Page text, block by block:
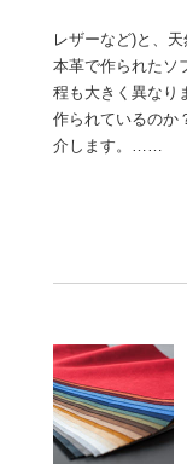
レザーなど)と、
本革で作られたソ
程も大きく異なり
作られているのか
介します。……